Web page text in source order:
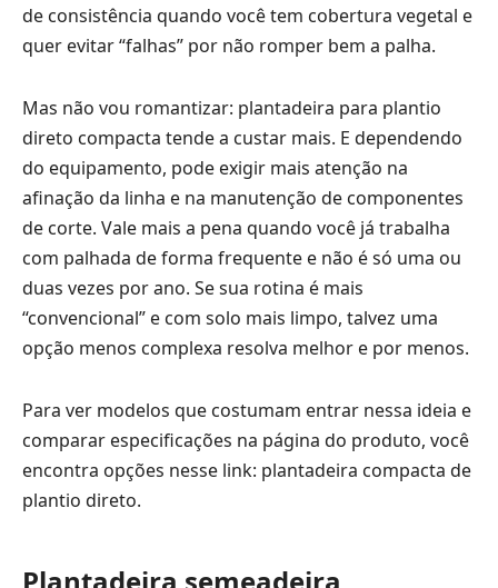
de consistência quando você tem cobertura vegetal e
quer evitar “falhas” por não romper bem a palha.
Mas não vou romantizar: plantadeira para plantio
direto compacta tende a custar mais. E dependendo
do equipamento, pode exigir mais atenção na
afinação da linha e na manutenção de componentes
de corte. Vale mais a pena quando você já trabalha
com palhada de forma frequente e não é só uma ou
duas vezes por ano. Se sua rotina é mais
“convencional” e com solo mais limpo, talvez uma
opção menos complexa resolva melhor e por menos.
Para ver modelos que costumam entrar nessa ideia e
comparar especificações na página do produto, você
encontra opções nesse link: plantadeira compacta de
plantio direto.
Plantadeira semeadeira